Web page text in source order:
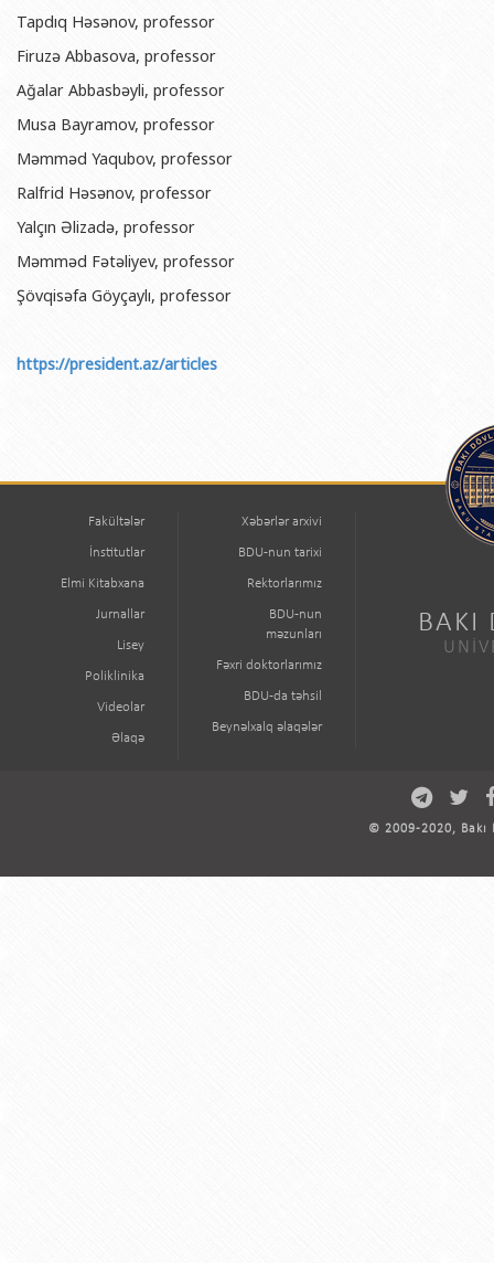
Tapdıq Həsənov, professor
Firuzə Abbasova, professor
Ağalar Abbasbəyli, professor
Musa Bayramov, professor
Məmməd Yaqubov, professor
Ralfrid Həsənov, professor
Yalçın Əlizadə, professor
Məmməd Fətəliyev, professor
Şövqisəfa Göyçaylı, professor
https://president.az/articles
Fakültələr
İnstitutlar
Elmi Kitabxana
Jurnallar
Lisey
Poliklinika
Videolar
Əlaqə
Xəbərlər arxivi
BDU-nun tarixi
Rektorlarımız
BDU-nun
məzunları
Fəxri doktorlarımız
BDU-da təhsil
Beynəlxalq əlaqələr
BAKI
© 2009-2020,